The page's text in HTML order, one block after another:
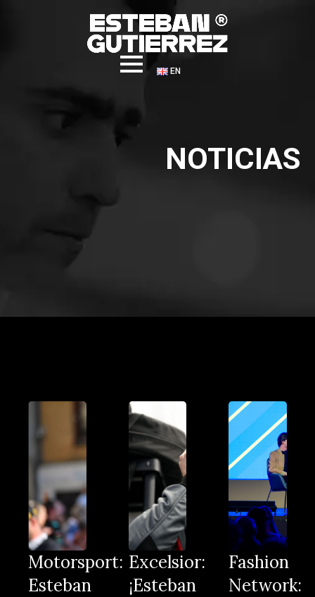
EN
NOTICIAS
Motorsport:
Esteban
Excelsior:
¡Esteban
Fashion
Network: